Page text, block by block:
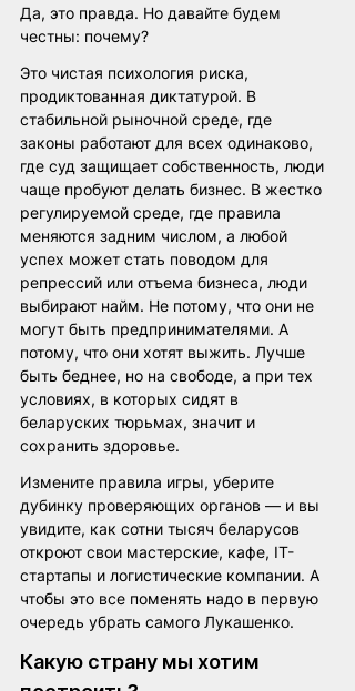
Да, это правда. Но давайте будем
честны: почему?
Это чистая психология риска,
продиктованная диктатурой. В
стабильной рыночной среде, где
законы работают для всех одинаково,
где суд защищает собственность, люди
чаще пробуют делать бизнес. В жестко
регулируемой среде, где правила
меняются задним числом, а любой
успех может стать поводом для
репрессий или отъема бизнеса, люди
выбирают найм. Не потому, что они не
могут быть предпринимателями. А
потому, что они хотят выжить. Лучше
быть беднее, но на свободе, а при тех
условиях, в которых сидят в
беларуских тюрьмах, значит и
сохранить здоровье.
Измените правила игры, уберите
дубинку проверяющих органов — и вы
увидите, как сотни тысяч беларусов
откроют свои мастерские, кафе, IT-
стартапы и логистические компании. А
чтобы это все поменять надо в первую
очередь убрать самого Лукашенко.
Какую страну мы хотим